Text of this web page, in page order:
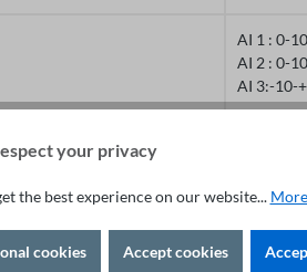
AI 1 : 0-
AI 2 : 0-
AI 3:-10-
your privacy
the best experience on our website...
cookies Accept cookies